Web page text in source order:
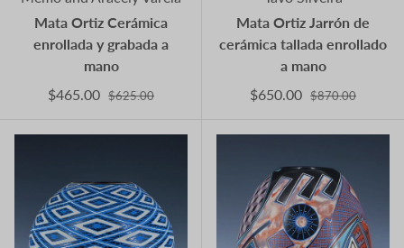
Mata Ortiz Cerámica
enrollada y grabada a
mano
$465.00 $625.00
Mata Ortiz Jarrón de
cerámica tallada enrollado
a mano
$650.00 $870.00